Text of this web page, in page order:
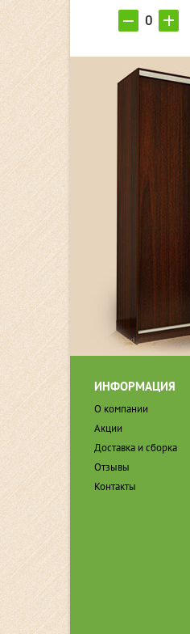
ИНФОРМАЦИЯ
О компании
Акции
Доставка и сборка
Отзывы
Контакты